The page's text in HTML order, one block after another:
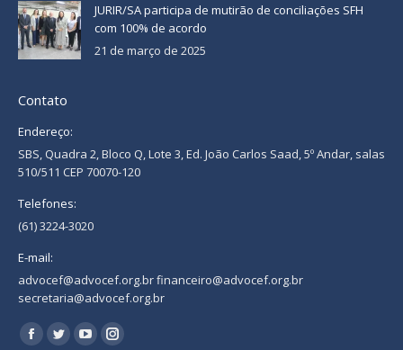
JURIR/SA participa de mutirão de conciliações SFH
com 100% de acordo
21 de março de 2025
Contato
Endereço:
SBS, Quadra 2, Bloco Q, Lote 3, Ed. João Carlos Saad, 5º Andar, salas
510/511 CEP 70070-120
Telefones:
(61) 3224-3020
E-mail:
advocef@advocef.org.br financeiro@advocef.org.br
secretaria@advocef.org.br
Encontre-nos em:
Facebook
TwitterYouTubeInstagram